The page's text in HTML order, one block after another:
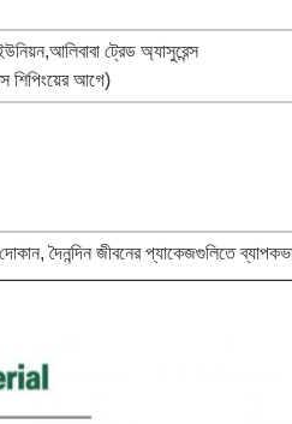
ট্রেড অ্যাসুরেন্স
শিপিংয়ের আগে)
দৈনন্দিন জীবনের প্যাকেজগুলিতে